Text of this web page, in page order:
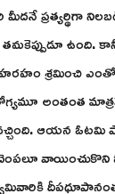
ప్రత్యర్థిగా
ఉంది.
అహరహం శ్రమించి
అంతంత
ఆయన